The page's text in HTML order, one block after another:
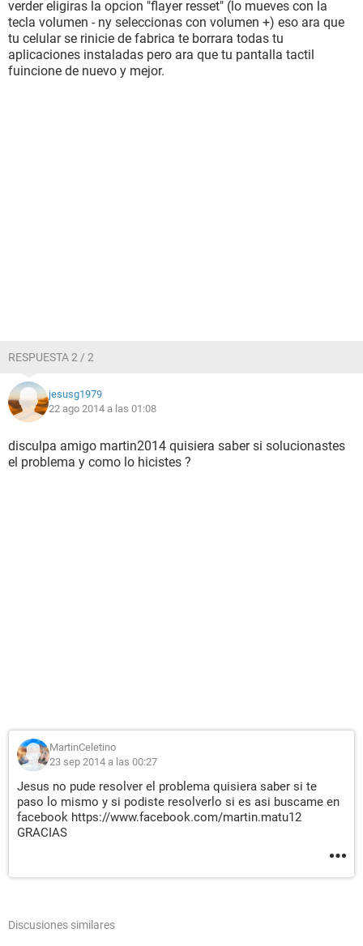
verder eligiras la opcion "flayer resset" (lo mueves con la
tecla volumen - ny seleccionas con volumen +) eso ara que
tu celular se rinicie de fabrica te borrara todas tu
aplicaciones instaladas pero ara que tu pantalla tactil
fuincione de nuevo y mejor.
RESPUESTA 2 / 2
jesusg1979
22 ago 2014 a las 01:08
disculpa amigo martin2014 quisiera saber si solucionastes
el problema y como lo hicistes ?
MartinCeletino
23 sep 2014 a las 00:27
Jesus no pude resolver el problema quisiera saber si te
paso lo mismo y si podiste resolverlo si es asi buscame en
facebook https://www.facebook.com/martin.matu12
GRACIAS
Discusiones similares